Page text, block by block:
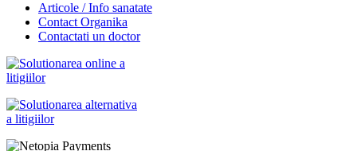
Articole / Info sanatate
Contact Organika
Contactati un doctor